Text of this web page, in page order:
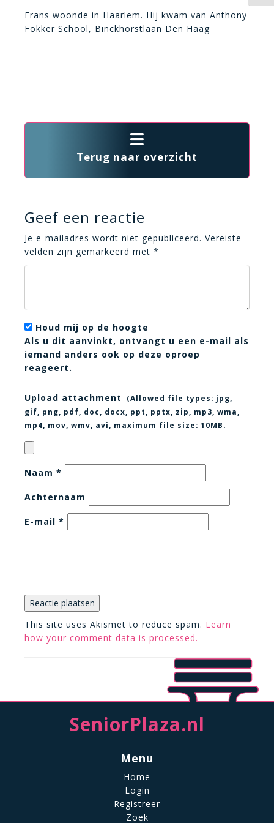
Frans woonde in Haarlem. Hij kwam van Anthony
Fokker School, Binckhorstlaan Den Haag
Terug naar overzicht
Geef een reactie
Je e-mailadres wordt niet gepubliceerd. Vereiste
velden zijn gemarkeerd met *
Houd mij op de hoogte
Als u dit aanvinkt, ontvangt u een e-mail als
iemand anders ook op deze oproep
reageert.
Upload attachment (Allowed file types: jpg,
gif, png, pdf, doc, docx, ppt, pptx, zip, mp3, wma,
mp4, mov, wmv, avi
, maximum file size: 10MB.
Naam *
Achternaam
E-mail *
This site uses Akismet to reduce spam. Learn
how your comment data is processed.
SeniorPlaza.nl
Menu
Home
Login
Registreer
Zoek